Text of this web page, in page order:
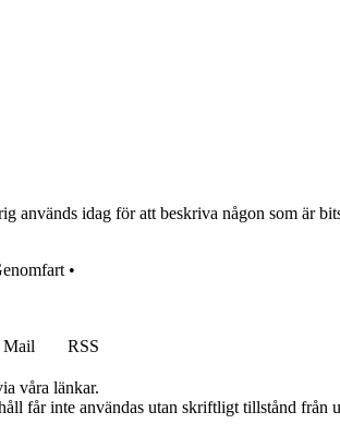
idag för att beskriva någon som är
•
Mail
RSS
våra länkar.
får inte användas utan skriftligt tillstånd från